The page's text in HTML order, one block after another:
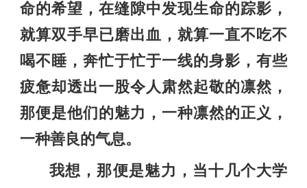
命的希望，在缝隙中发现生命的踪影，
就算双手早已磨出血，就算一直不吃不
喝不睡，奔忙于忙于一线的身影，有些
疲惫却透出一股令人肃然起敬的凛然，
那便是他们的魅力，一种凛然的正义，
一种善良的气息。
我想，那便是魅力，当十几个大学